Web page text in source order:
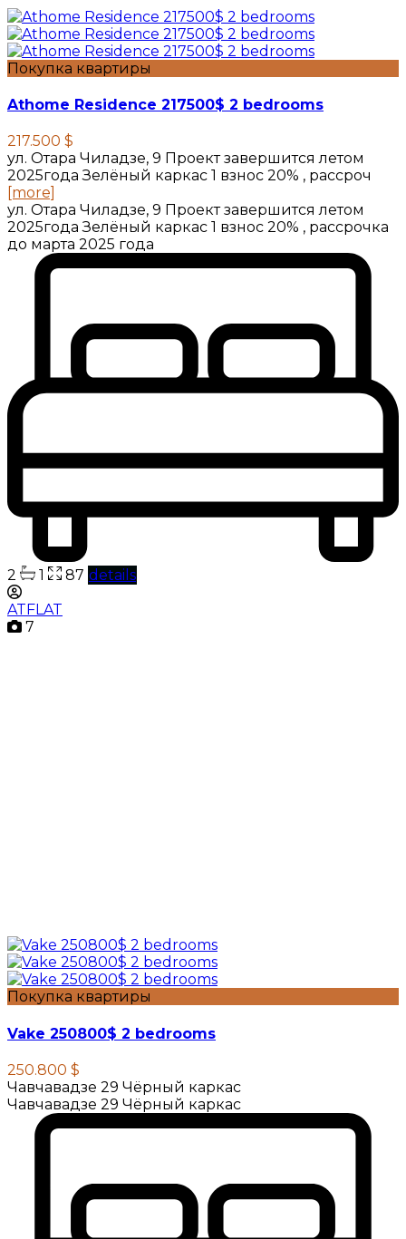
Покупка квартиры
Athome Residence 217500$ 2 bedrooms
217.500 $
ул. Отара Чиладзе, 9 Проект завершится летом
2025года Зелёный каркас 1 взнос 20% , рассроч
[more]
ул. Отара Чиладзе, 9 Проект завершится летом
2025года Зелёный каркас 1 взнос 20% , рассрочка
до марта 2025 года
2 1 87 details
ATFLAT
7
Покупка квартиры
Vake 250800$ 2 bedrooms
250.800 $
Чавчавадзе 29 Чёрный каркас
Чавчавадзе 29 Чёрный каркас